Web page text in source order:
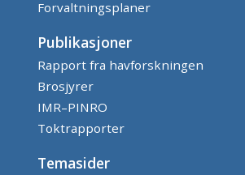
Forvaltningsplaner
Publikasjoner
Rapport fra havforskningen
Brosjyrer
IMR–PINRO
Toktrapporter
Temasider